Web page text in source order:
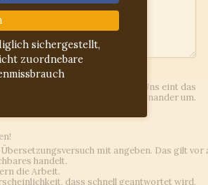
sichergestellt,
zuordnebare
arbeitet hier unentgeltlich. Uns eint das
freundlich und höflich miteinander um.
mit angeben. Das gilt vor
handelt.
die Arbeit.
dass schnell geantwortet wird.